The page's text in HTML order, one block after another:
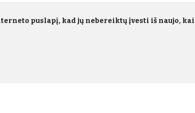
puslapį, kad jų nebereiktų įvesti iš naujo,